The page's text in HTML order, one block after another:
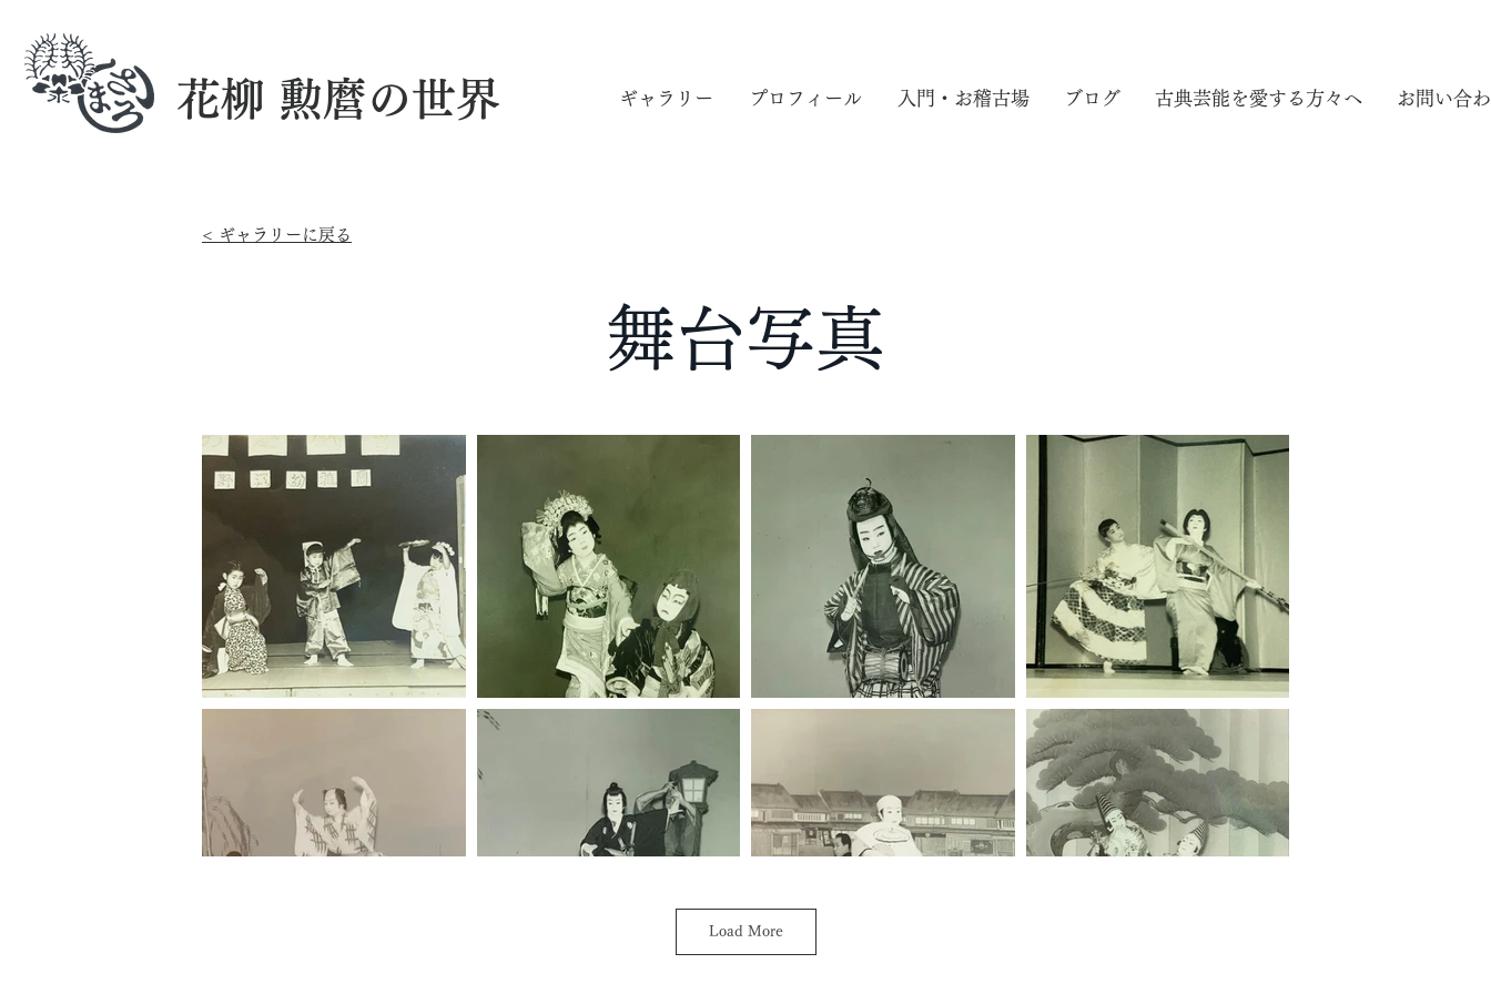
花柳 勲麿の世界 ギャラリー プロフィール 入門・お稽古場 ブログ 古典芸能を愛する方々へ お問い合
< ギャラリーに戻る
​舞台写真
Load More